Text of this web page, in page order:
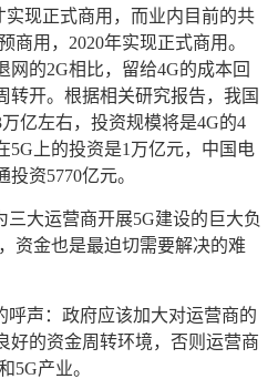
实现正式商用，而业内目前的共
商用，2020年实现正式商用。
网的2G相比，留给4G的成本回
转开。根据相关研究报告，我国
亿左右，投资规模将是4G的4
5G上的投资是1万亿元，中国电
资5770亿元。
三大运营商开展5G建设的巨大负
资金也是最迫切需要解决的难
呼声：政府应该加大对运营商的
好的资金周转环境，否则运营商
5G产业。